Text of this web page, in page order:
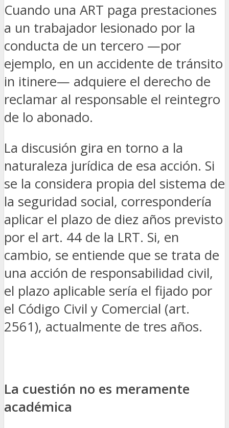
Cuando una ART paga prestaciones
a un trabajador lesionado por la
conducta de un tercero —por
ejemplo, en un accidente de tránsito
in itinere— adquiere el derecho de
reclamar al responsable el reintegro
de lo abonado.
La discusión gira en torno a la
naturaleza jurídica de esa acción. Si
se la considera propia del sistema de
la seguridad social, correspondería
aplicar el plazo de diez años previsto
por el art. 44 de la LRT. Si, en
cambio, se entiende que se trata de
una acción de responsabilidad civil,
el plazo aplicable sería el fijado por
el Código Civil y Comercial (art.
2561), actualmente de tres años.
La cuestión no es meramente
académica